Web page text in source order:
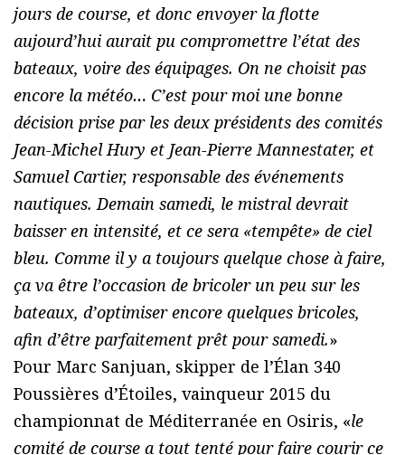
jours de course, et donc envoyer la flotte
aujourd’hui aurait pu compromettre l’état des
bateaux, voire des équipages. On ne choisit pas
encore la météo… C’est pour moi une bonne
décision prise par les deux présidents des comités
Jean-Michel Hury et Jean-Pierre Mannestater, et
Samuel Cartier, responsable des événements
nautiques. Demain samedi, le mistral devrait
baisser en intensité, et ce sera «tempête» de ciel
bleu. Comme il y a toujours quelque chose à faire,
ça va être l’occasion de bricoler un peu sur les
bateaux, d’optimiser encore quelques bricoles,
afin d’être parfaitement prêt pour samedi.»
Pour Marc Sanjuan, skipper de l’Élan 340
Poussières d’Étoiles, vainqueur 2015 du
championnat de Méditerranée en Osiris, «le
comité de course a tout tenté pour faire courir ce